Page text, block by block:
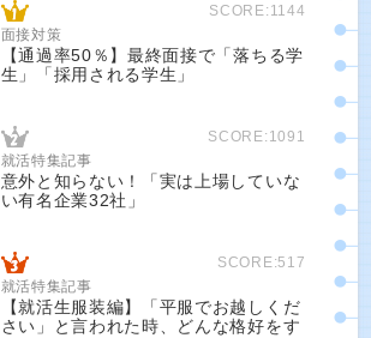
SCORE:1144
面接対策
【通過率50％】最終面接で「落ちる学
生」「採用される学生」
SCORE:1091
就活特集記事
意外と知らない！「実は上場していな
い有名企業32社」
SCORE:517
就活特集記事
【就活生服装編】「平服でお越しくだ
さい」と言われた時、どんな格好をす